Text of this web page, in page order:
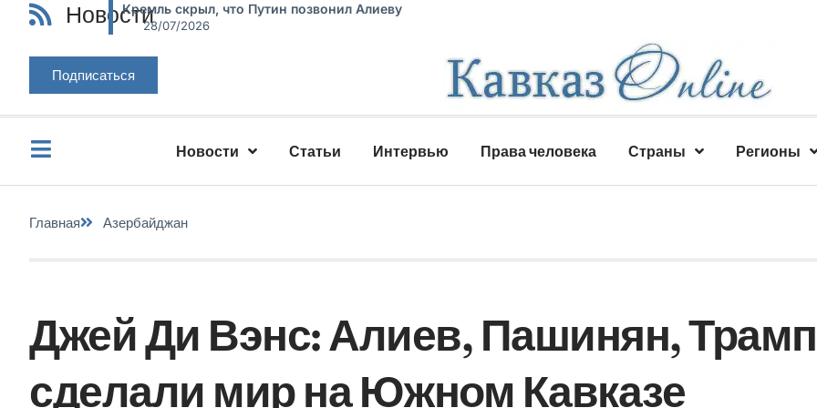
НовостиКремль скрыл, что Путин позвонил Алиеву
28/07/2026
Подписаться
Новости Статьи Интервью Права человека Страны Регионы
Главная Азербайджан
Джей Ди Вэнс: Алиев, Пашинян, Трамп
сделали мир на Южном Кавказе